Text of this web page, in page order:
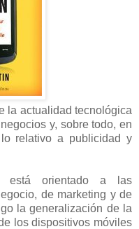
la actualidad tecnológica
y, sobre todo, en
relativo a publicidad y
está orientado a las
de marketing y de
la generalización de la
los dispositivos móviles